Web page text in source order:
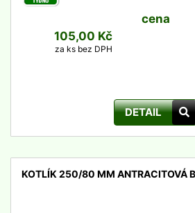
cena
105,00 Kč
za ks bez DPH
DETAIL
KOTLÍK 250/80 MM ANTRACITOVÁ